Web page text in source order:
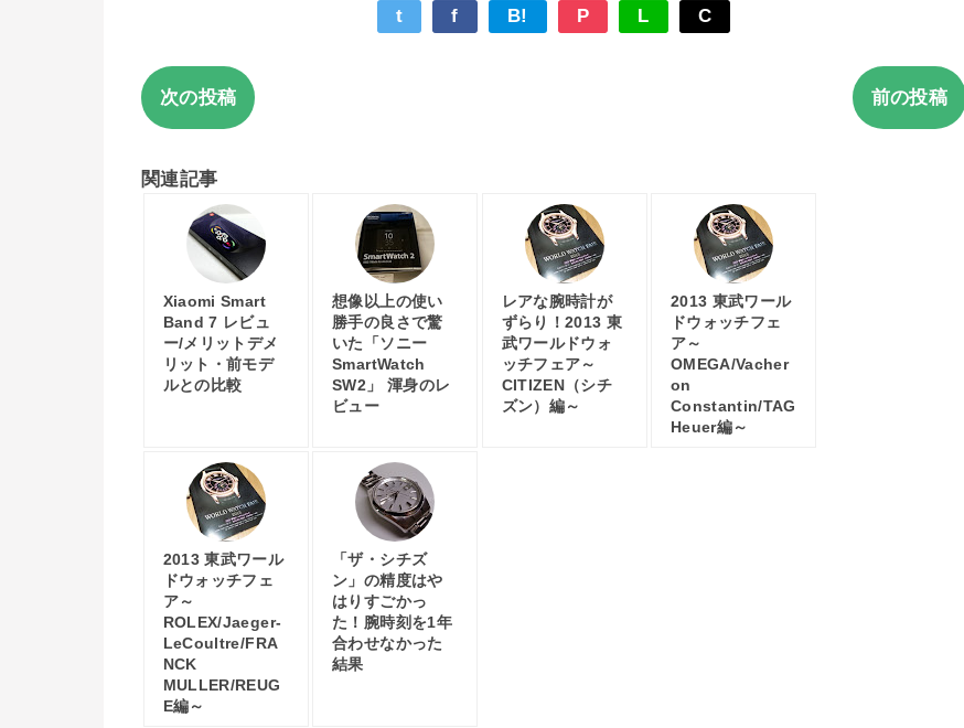
t f B! P L C
次の投稿 前の投稿
関連記事
Xiaomi Smart
Band 7 レビュ
ー/メリットデメ
リット・前モデ
ルとの比較
想像以上の使い
勝手の良さで驚
いた「ソニー
SmartWatch
SW2」 渾身のレ
ビュー
レアな腕時計が
ずらり！2013 東
武ワールドウォ
ッチフェア～
CITIZEN（シチ
ズン）編～
2013 東武ワール
ドウォッチフェ
ア～
OMEGA/Vacher
on
Constantin/TAG
Heuer編～
2013 東武ワール
ドウォッチフェ
ア～
ROLEX/Jaeger-
LeCoultre/FRA
NCK
MULLER/REUG
E編～
「ザ・シチズ
ン」の精度はや
はりすごかっ
た！腕時刻を1年
合わせなかった
結果